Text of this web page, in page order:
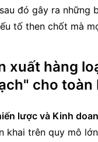
đó gây ra
tố then chốt mà
xuất hàng
cho
lược và Kinh
khai trên quy mô